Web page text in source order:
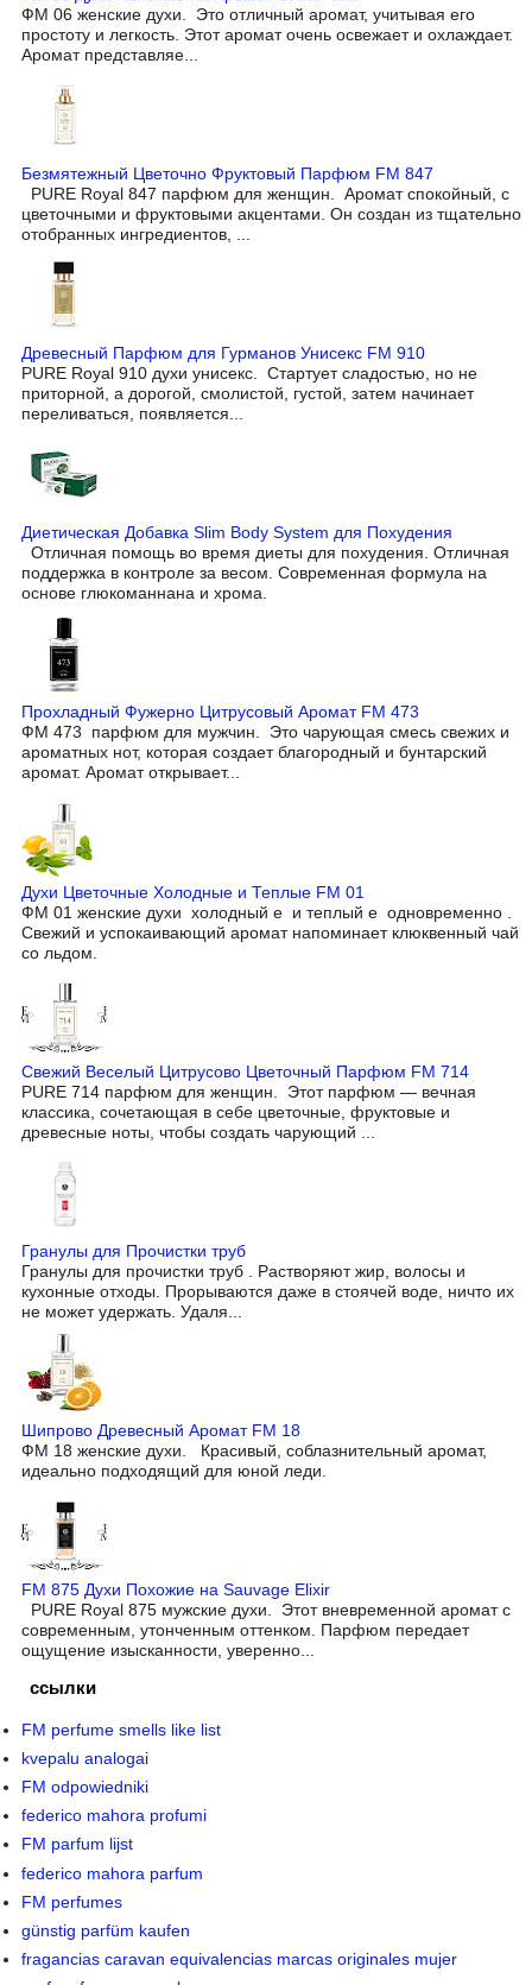
ФМ 06 женские духи. Это отличный аромат, учитывая его
простоту и легкость. Этот аромат очень освежает и охлаждает.
Аромат представляе...
Безмятежный Цветочно Фруктовый Парфюм FM 847
PURE Royal 847 парфюм для женщин. Аромат спокойный, с
цветочными и фруктовыми акцентами. Он создан из тщательно
отобранных ингредиентов, ...
Древесный Парфюм для Гурманов Унисекс FM 910
PURE Royal 910 духи унисекс. Стартует сладостью, но не
приторной, а дорогой, смолистой, густой, затем начинает
переливаться, появляется...
Диетическая Добавка Slim Body System для Похудения
Отличная помощь во время диеты для похудения. Отличная
поддержка в контроле за весом. Современная формула на
основе глюкоманнана и хрома.
Прохладный Фужерно Цитрусовый Аромат FM 473
ФМ 473 парфюм для мужчин. Это чарующая смесь свежих и
ароматных нот, которая создает благородный и бунтарский
аромат. Аромат открывает...
Духи Цветочные Холодные и Теплые FM 01
ФМ 01 женские духи холодный е и теплый е одновременно .
Свежий и успокаивающий аромат напоминает клюквенный чай
со льдом.
Свежий Веселый Цитрусово Цветочный Парфюм FM 714
PURE 714 парфюм для женщин. Этот парфюм — вечная
классика, сочетающая в себе цветочные, фруктовые и
древесные ноты, чтобы создать чарующий ...
Гранулы для Прочистки труб
Гранулы для прочистки труб . Растворяют жир, волосы и
кухонные отходы. Прорываются даже в стоячей воде, ничто их
не может удержать. Удаля...
Шипрово Древесный Аромат FM 18
ФМ 18 женские духи. Красивый, соблазнительный аромат,
идеально подходящий для юной леди.
FM 875 Духи Похожие на Sauvage Elixir
PURE Royal 875 мужские духи. Этот вневременной аромат с
современным, утонченным оттенком. Парфюм передает
ощущение изысканности, уверенно...
ссылки
FM perfume smells like list
kvepalu analogai
FM odpowiedniki
federico mahora profumi
FM parfum lijst
federico mahora parfum
FM perfumes
günstig parfüm kaufen
fragancias caravan equivalencias marcas originales mujer